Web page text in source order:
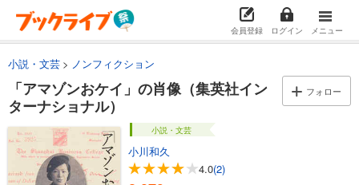
会員登録 ログイン メニュー
小説・文芸 ノンフィクション
「アマゾンおケイ」の肖像（集英社イン
ターナショナル）
フォロー
小説・文芸
小川和久
4.0(2)